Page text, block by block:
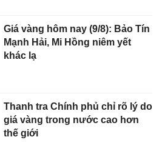
Giá vàng hôm nay (9/8): Bảo Tín
Mạnh Hải, Mi Hồng niêm yết
khác lạ
Thanh tra Chính phủ chỉ rõ lý do
giá vàng trong nước cao hơn
thế giới